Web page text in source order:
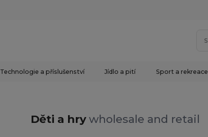
Technologie a příslušenství Jídlo a pití Sport a rekreace
Děti a hrywholesale and retail